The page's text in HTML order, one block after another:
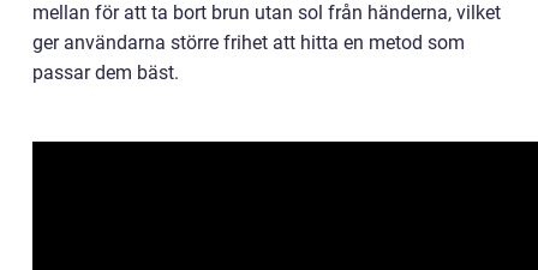
mellan för att ta bort brun utan sol från händerna, vilket
ger användarna större frihet att hitta en metod som
passar dem bäst.